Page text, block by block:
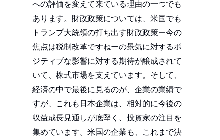
への評価を変えて来ている理由の一つでも
あります。財政政策については、米国でも
トランプ大統領の打ち出す財政政策ー今の
焦点は税制改革ですねーの景気に対するポ
ジティブな影響に対する期待が醸成されて
いて、株式市場を支えています。そして、
経済の中で最後に見るのが、企業の業績で
すが、これも日本企業は、相対的に今後の
収益成長見通しが底堅く、投資家の注目を
集めています。米国の企業も、これまで決